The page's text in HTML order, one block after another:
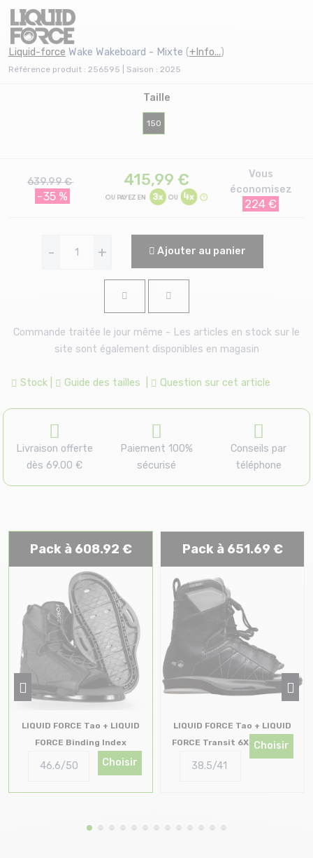
Liquid-force Wake Wakeboard - Mixte (+Info...)
Référence produit : 256595 | Saison : 2025
Taille
150
639.99 €
-35 %
415,99 €
Vous
économisez
224 €
- + Ajouter au panier
Commande traitée le jour même - Les articles en stock sur le
site sont également disponibles en magasin
Stock Guide des tailles Question sur cet article
Livraison offerte
dès 69.00 €
Paiement 100%
sécurisé
Conseils par
téléphone
Pack à 608.92 €
LIQUID FORCE Tao + LIQUID
FORCE Binding Index
Choisir
Pack à 651.69 €
LIQUID FORCE Tao + LIQUID
FORCE Transit 6X Choisir